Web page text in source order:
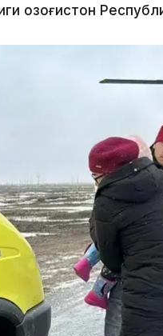
Қозоғистон